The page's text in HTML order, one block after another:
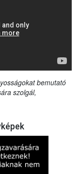
bemutató
szolgál,